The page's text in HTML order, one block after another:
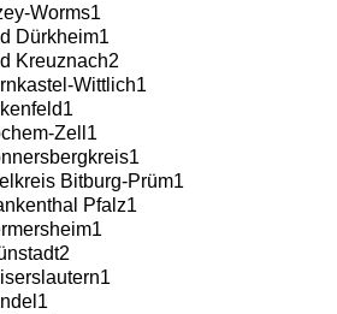
Worms1
Dürkheim1
Kreuznach2
Wittlich1
1
Zell 1
1
Bitburg-Prüm1
Pfalz1
1
2
1
1